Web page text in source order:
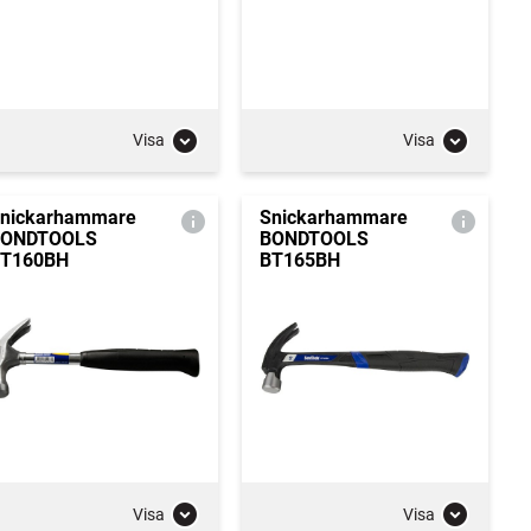
Visa Visa
Visa
Snickarhammare
BONDTOOLS
BT165BH
Visa